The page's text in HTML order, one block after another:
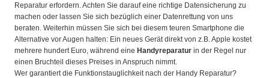
Reparatur erfordern. Achten Sie darauf eine richtige Datensicherung zu
machen oder lassen Sie sich bezüglich einer Datenrettung von uns
beraten. Weiterhin müssen Sie sich bei diesem teuren Smartphone die
Alternative vor Augen halten: Ein neues Gerät direkt von z.B. Apple kostet
mehrere hundert Euro, während eine Handyreparatur in der Regel nur
einen Bruchteil dieses Preises in Anspruch nimmt.
Wer garantiert die Funktionstauglichkeit nach der Handy Reparatur?